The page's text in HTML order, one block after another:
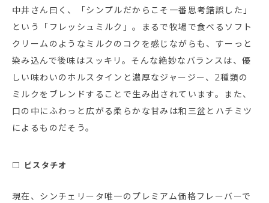
中井さん曰く、「シンプルだからこそ一番思考錯誤した」
という「フレッシュミルク」。まるで牧場で食べるソフト
クリームのようなミルクのコクを感じながらも、すーっと
染み込んで後味はスッキリ。そんな絶妙なバランスは、優
しい味わいのホルスタインと濃厚なジャージー、2種類の
ミルクをブレンドすることで生み出されています。また、
口の中にふわっと広がる柔らかな甘みは和三盆とハチミツ
によるものだそう。
□ ピスタチオ
現在、シンチェリータ唯一のプレミアム価格フレーバーで